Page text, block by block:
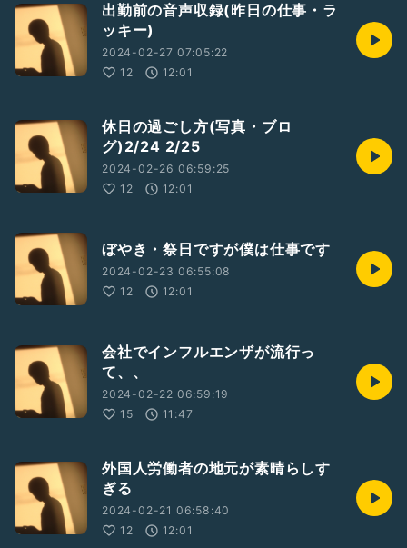
出勤前の音声収録(昨日の仕事・ラ
ッキー)
2024-02-27 07:05:22
12
12:01
休日の過ごし方(写真・ブロ
グ)2/24 2/25
2024-02-26 06:59:25
12
12:01
ぼやき・祭日ですが僕は仕事です
2024-02-23 06:55:08
12
12:01
会社でインフルエンザが流行っ
て、、
2024-02-22 06:59:19
15
11:47
外国人労働者の地元が素晴らしす
ぎる
2024-02-21 06:58:40
12
12:01